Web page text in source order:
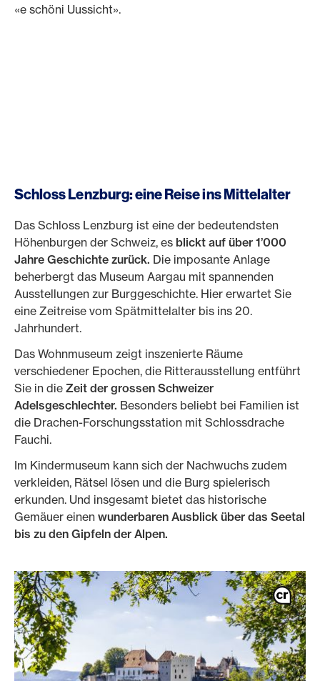
«e schöni Uussicht».
Schloss Lenzburg: eine Reise ins Mittelalter
Das Schloss Lenzburg ist eine der bedeutendsten
Höhenburgen der Schweiz, es blickt auf über 1’000
Jahre Geschichte zurück. Die imposante Anlage
beherbergt das Museum Aargau mit spannenden
Ausstellungen zur Burggeschichte. Hier erwartet Sie
eine Zeitreise vom Spätmittelalter bis ins 20.
Jahrhundert.
Das Wohnmuseum zeigt inszenierte Räume
verschiedener Epochen, die Ritterausstellung entführt
Sie in die Zeit der grossen Schweizer
Adelsgeschlechter. Besonders beliebt bei Familien ist
die Drachen-Forschungsstation mit Schlossdrache
Fauchi.
Im Kindermuseum kann sich der Nachwuchs zudem
verkleiden, Rätsel lösen und die Burg spielerisch
erkunden. Und insgesamt bietet das historische
Gemäuer einen wunderbaren Ausblick über das Seetal
bis zu den Gipfeln der Alpen.